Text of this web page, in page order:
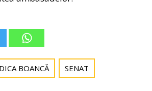
BOANCĂ SENAT